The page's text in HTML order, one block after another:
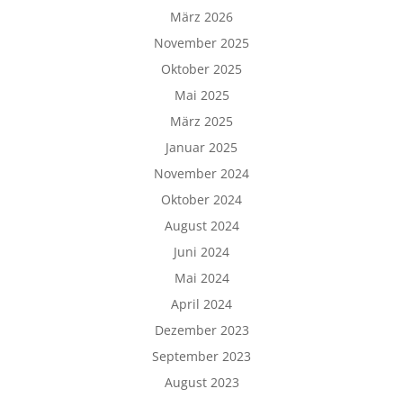
März 2026
November 2025
Oktober 2025
Mai 2025
März 2025
Januar 2025
November 2024
Oktober 2024
August 2024
Juni 2024
Mai 2024
April 2024
Dezember 2023
September 2023
August 2023